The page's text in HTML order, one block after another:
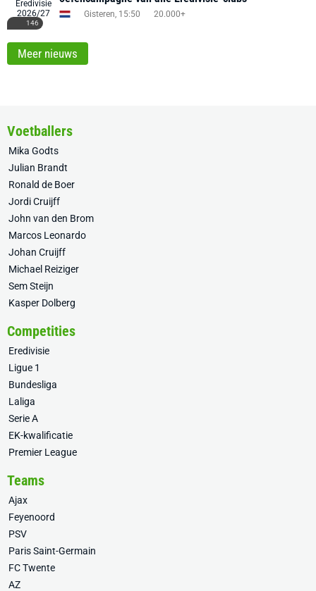
146
Gisteren, 15:50 20.000+
Meer nieuws
Voetballers
Mika Godts
Julian Brandt
Ronald de Boer
Jordi Cruijff
John van den Brom
Marcos Leonardo
Johan Cruijff
Michael Reiziger
Sem Steijn
Kasper Dolberg
Competities
Eredivisie
Ligue 1
Bundesliga
Laliga
Serie A
EK-kwalificatie
Premier League
Teams
Ajax
Feyenoord
PSV
Paris Saint-Germain
FC Twente
AZ